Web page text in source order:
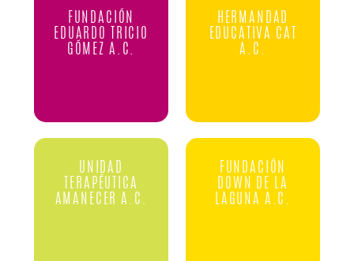
FUNDACIÓN
EDUARDO TRICIO
GÓMEZ A.C.
HERMANDAD
EDUCATIVA CAT
A.C.
UNIDAD
TERAPÉUTICA
AMANECER A.C.
FUNDACIÓN
DOWN DE LA
LAGUNA A.C.